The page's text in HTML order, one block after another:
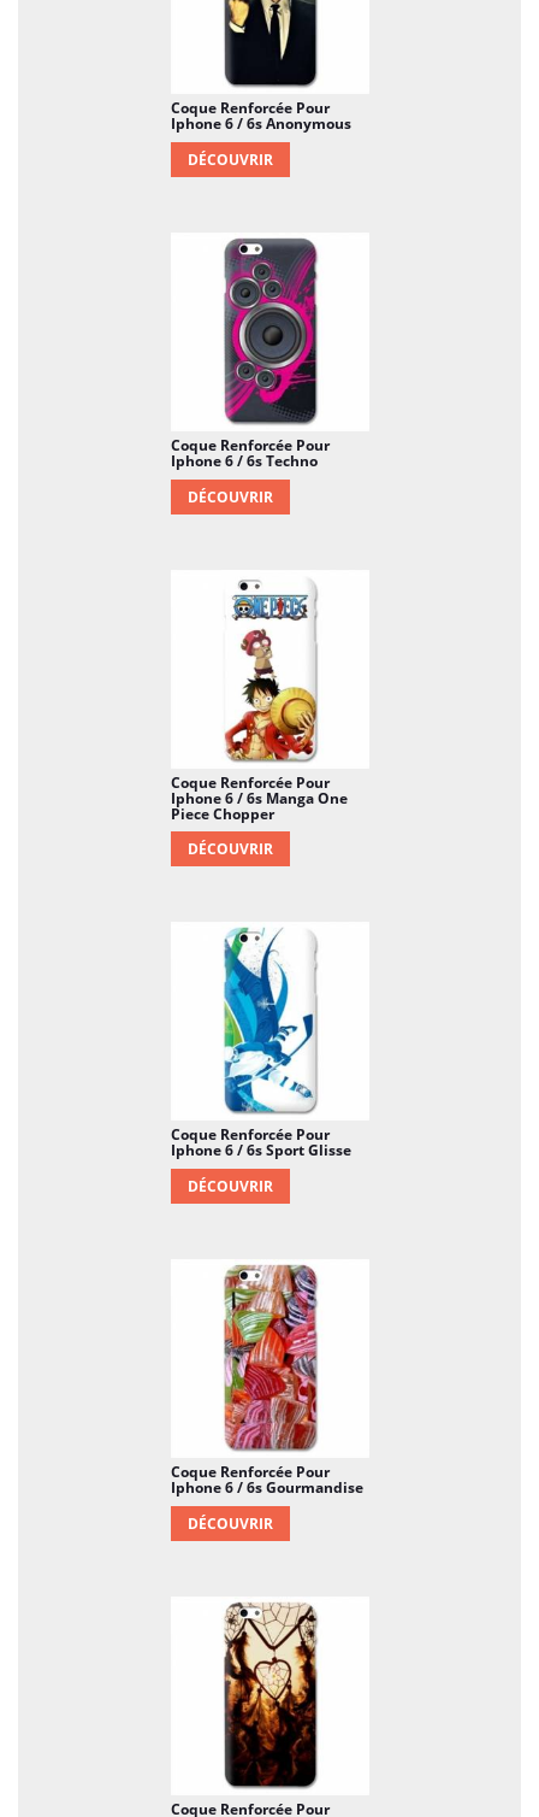
Coque Renforcée Pour
Iphone 6 / 6s Anonymous
DÉCOUVRIR
Coque Renforcée Pour
Iphone 6 / 6s Techno
DÉCOUVRIR
Coque Renforcée Pour
Iphone 6 / 6s Manga One
Piece Chopper
DÉCOUVRIR
Coque Renforcée Pour
Iphone 6 / 6s Sport Glisse
DÉCOUVRIR
Coque Renforcée Pour
Iphone 6 / 6s Gourmandise
DÉCOUVRIR
Coque Renforcée Pour